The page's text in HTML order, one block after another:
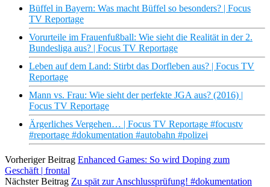
Büffel in Bayern: Was macht Büffel so besonders? | Focus
TV Reportage
Vorurteile im Frauenfußball: Wie sieht die Realität in der 2.
Bundesliga aus? | Focus TV Reportage
Leben auf dem Land: Stirbt das Dorfleben aus? | Focus TV
Reportage
Mann vs. Frau: Wie sieht der perfekte JGA aus? (2016) |
Focus TV Reportage
Ärgerliches Vergehen… | Focus TV Reportage #focustv
#reportage #dokumentation #autobahn #polizei
Vorheriger Beitrag Enhanced Games: So wird Doping zum
Geschäft | frontal
Nächster Beitrag Zu spät zur Anschlussprüfung! #dokumentation